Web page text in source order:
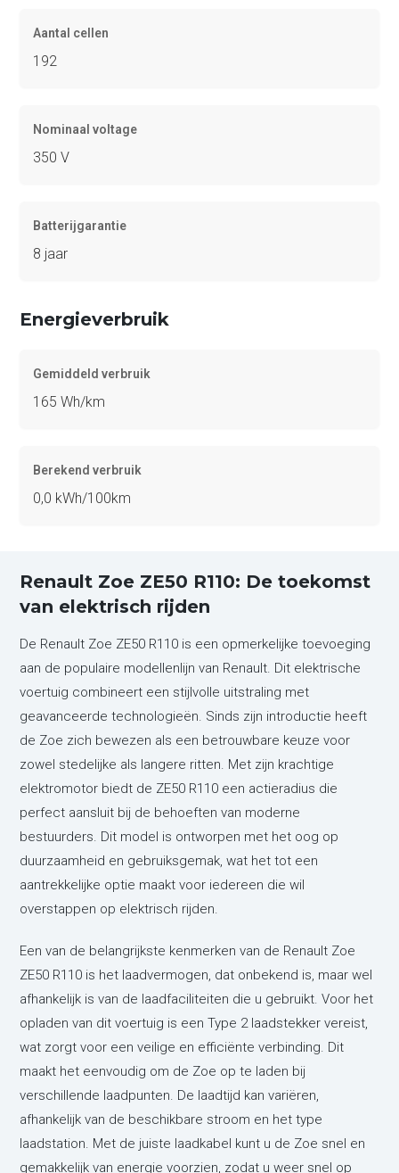
Aantal cellen
192
Nominaal voltage
350 V
Batterijgarantie
8 jaar
Energieverbruik
Gemiddeld verbruik
165 Wh/km
Berekend verbruik
0,0 kWh/100km
Renault Zoe ZE50 R110: De toekomst
van elektrisch rijden
De Renault Zoe ZE50 R110 is een opmerkelijke toevoeging
aan de populaire modellenlijn van Renault. Dit elektrische
voertuig combineert een stijlvolle uitstraling met
geavanceerde technologieën. Sinds zijn introductie heeft
de Zoe zich bewezen als een betrouwbare keuze voor
zowel stedelijke als langere ritten. Met zijn krachtige
elektromotor biedt de ZE50 R110 een actieradius die
perfect aansluit bij de behoeften van moderne
bestuurders. Dit model is ontworpen met het oog op
duurzaamheid en gebruiksgemak, wat het tot een
aantrekkelijke optie maakt voor iedereen die wil
overstappen op elektrisch rijden.
Een van de belangrijkste kenmerken van de Renault Zoe
ZE50 R110 is het laadvermogen, dat onbekend is, maar wel
afhankelijk is van de laadfaciliteiten die u gebruikt. Voor het
opladen van dit voertuig is een Type 2 laadstekker vereist,
wat zorgt voor een veilige en efficiënte verbinding. Dit
maakt het eenvoudig om de Zoe op te laden bij
verschillende laadpunten. De laadtijd kan variëren,
afhankelijk van de beschikbare stroom en het type
laadstation. Met de juiste laadkabel kunt u de Zoe snel en
gemakkelijk van energie voorzien, zodat u weer snel op